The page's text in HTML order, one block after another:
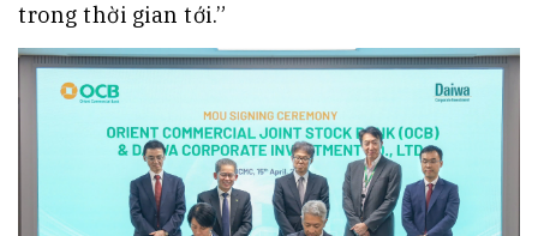
trong thời gian tới.”